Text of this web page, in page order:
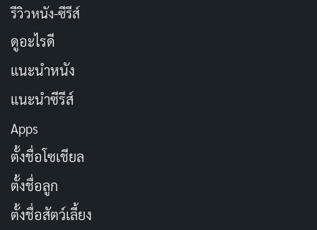
รีวิวหนัง-ซีรีส์
ดูอะไรดี
แนะนำหนัง
แนะนำซีรีส์
Apps
ตั้งชื่อโซเชียล
ตั้งชื่อลูก
ตั้งชื่อสัตว์เลี้ยง